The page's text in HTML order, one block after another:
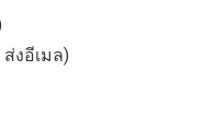
งอีเมล)